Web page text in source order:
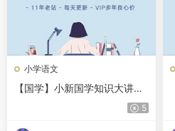
小学语文
【国学】小新国学知识大讲堂
5